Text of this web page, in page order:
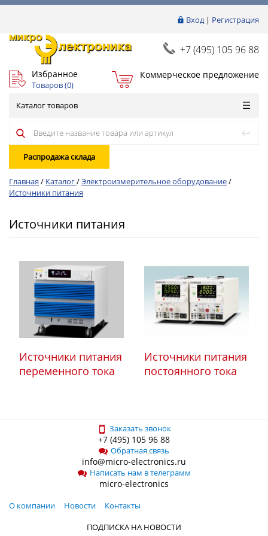
Вход| Регистрация
+7 (495) 105 96 88
Избранное
Товаров (0)
Коммерческое предложение
Каталог товаров
Распродажа склада
Главная / Каталог/Электроизмерительное оборудование/
Источники питания
Источники питания
Источники питания
переменного тока
Источники питания
постоянного тока
Заказать звонок
+7 (495) 105 96 88
Обратная связь
info@micro-electronics.ru
Написать нам в телеграмм
micro-electronics
О компании Новости
Контакты
ПОДПИСКА НА НОВОСТИ